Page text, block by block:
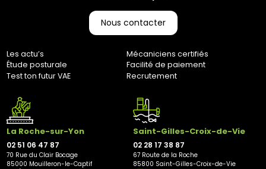
Nous contacter
Les actu’s
Mécaniciens certifiés
Étude posturale
Facilité de paiement
Test ton futur VAE
Recrutement
La Roche-sur-Yon
02 51 06 47 87
70 Rue du Clair Bocage
85000 Mouilleron-le-Captif
Saint-Gilles-Croix-de-Vie
02 28 17 38 87
67 Route de la Roche
85800 Saint-Gilles-Croix-de-Vie